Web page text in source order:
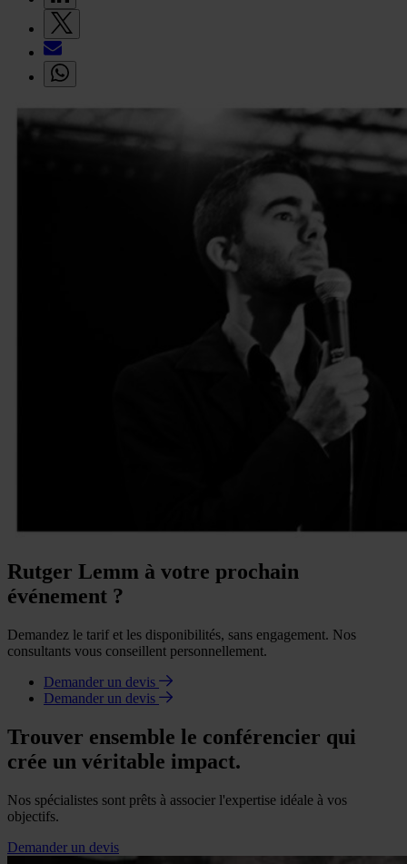
Rutger Lemm à votre prochain
événement ?
Demandez le tarif et les disponibilités, sans engagement. Nos
consultants vous conseillent personnellement.
Demander un devis
Demander un devis
Trouver ensemble le conférencier qui
crée un véritable impact.
Nos spécialistes sont prêts à associer l'expertise idéale à vos
objectifs.
Demander un devis